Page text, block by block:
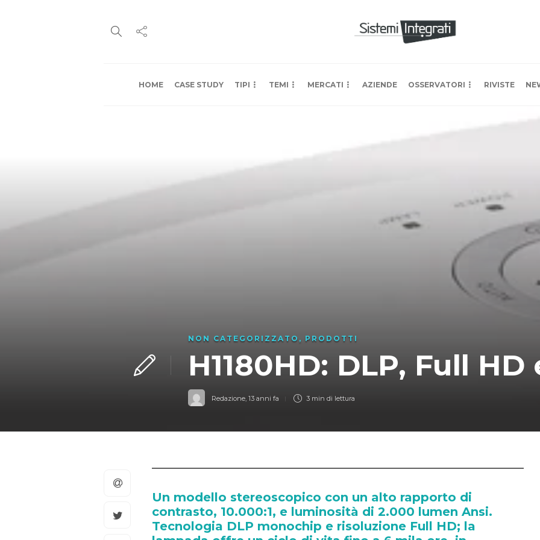
HOME CASE STUDY TIPI TEMI MERCATI AZIENDE OSSERVATORI RIVISTE
NON CATEGORIZZATO , PRODOTTI
H1180HD: DLP, Full HD
Redazione, 13 anni fa 3 min di lettura
Un modello stereoscopico con un alto rapporto di
contrasto, 10.000:1, e luminosità di 2.000 lumen Ansi.
Tecnologia DLP monochip e risoluzione Full HD; la